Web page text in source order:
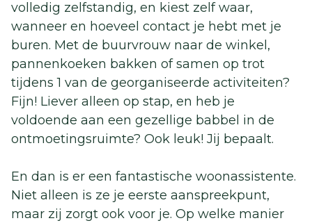
volledig zelfstandig, en kiest zelf waar,
wanneer en hoeveel contact je hebt met je
buren. Met de buurvrouw naar de winkel,
pannenkoeken bakken of samen op trot
tijdens 1 van de georganiseerde activiteiten?
Fijn! Liever alleen op stap, en heb je
voldoende aan een gezellige babbel in de
ontmoetingsruimte? Ook leuk! Jij bepaalt.
En dan is er een fantastische woonassistente.
Niet alleen is ze je eerste aanspreekpunt,
maar zij zorgt ook voor je. Op welke manier